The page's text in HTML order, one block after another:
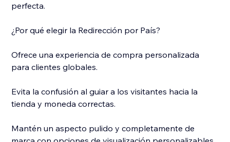
perfecta.
¿Por qué elegir la Redirección por País?
Ofrece una experiencia de compra personalizada
para clientes globales.
Evita la confusión al guiar a los visitantes hacia la
tienda y moneda correctas.
Mantén un aspecto pulido y completamente de